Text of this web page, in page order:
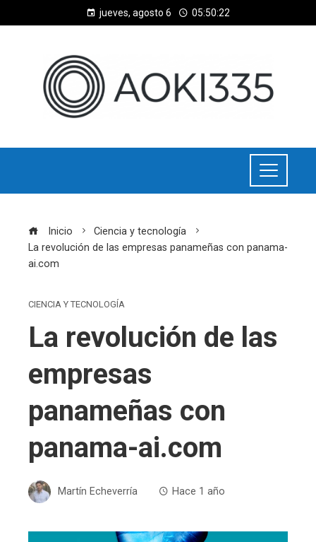
jueves, agosto 6 05:50:23
Inicio
Ciencia y tecnología
La revolución de las empresas panameñas con panama-
ai.com
CIENCIA Y TECNOLOGÍA
La revolución de las
empresas
panameñas con
panama-ai.com
Martín Echeverría Hace 1 año